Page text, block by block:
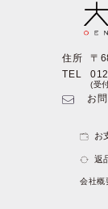
住所
〒
TEL
(受
お
お
返
会社概